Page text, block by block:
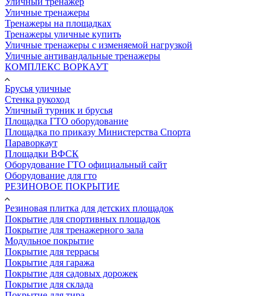
Уличные тренажеры
Тренажеры на площадках
Тренажеры уличные купить
Уличные тренажеры с изменяемой нагрузкой
Уличные антивандальные тренажеры
КОМПЛЕКС ВОРКАУТ
Брусья уличные
Стенка рукоход
Уличный турник и брусья
Площадка ГТО оборудование
Площадка по приказу Министерства Спорта
Параворкаут
Площадки ВФСК
Оборудование ГТО официальный сайт
Оборудование для гто
РЕЗИНОВОЕ ПОКРЫТИЕ
Резиновая плитка для детских площадок
Покрытие для спортивных площадок
Покрытие для тренажерного зала
Модульное покрытие
Покрытие для террасы
Покрытие для гаража
Покрытие для садовых дорожек
Покрытие для склада